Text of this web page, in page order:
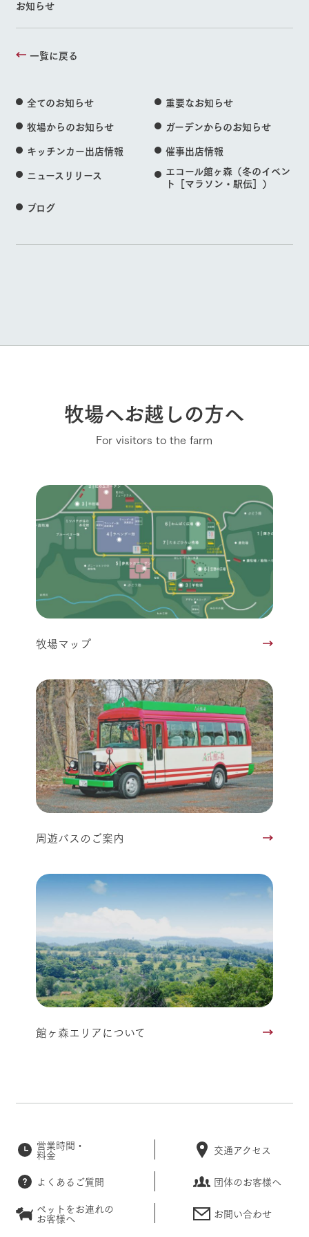
お知らせ
一覧に戻る
全てのお知らせ
重要なお知らせ
牧場からのお知らせ
ガーデンからのお知らせ
キッチンカー出店情報
催事出店情報
ニュースリリース
エコール館ヶ森（冬のイベン
ト［マラソン・駅伝］）
ブログ
牧場へお越しの方へ
For visitors to the farm
牧場マップ
周遊バスのご案内
館ヶ森エリアについて
営業時間・
料金 交通アクセス
よくあるご質問
団体のお客様へ
ペットをお連れの
お客様へ お問い合わせ